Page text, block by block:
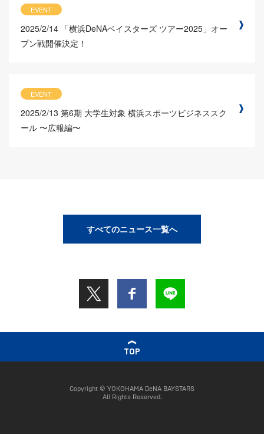
EVENT
2025/2/14 「横浜DeNAベイスターズ ツアー2025」オー
プン戦開催決定！
EVENT
2025/2/13 第6期 大学生対象 横浜スポーツビジネススク
ール 〜広報編〜
すべてのニュース一覧へ
TOP
Copyright © YOKOHAMA DeNA BAYSTARS
All Rights Reserved.